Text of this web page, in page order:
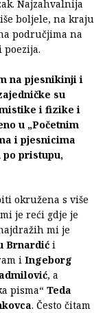
Najzahvalnija
boljele, na kraju
područjima na
na pjesnikinji i
su
i fizike i
u „Početnim
i pjesnicima
pristupu,
okružena s više
je reći gdje je
mi je
Brnardić i
i Ingeborg
, a
pisma“ Teda
. Često čitam